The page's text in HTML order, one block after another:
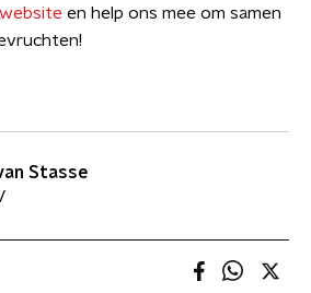
en help ons mee om samen
Stasse